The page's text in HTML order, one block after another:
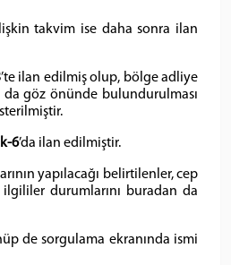
takvim ise daha sonra ilan
’te ilan edilmiş olup, bölge adliye
göz önünde bulundurulması
6’da ilan edilmiştir.
yapılacağı belirtilenler, cep
ilgililer durumlarını buradan da
de sorgulama ekranında ismi